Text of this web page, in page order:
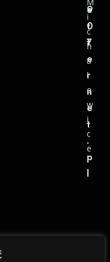
e
t
t
e
r
n
e
t
.
p
l
9
0
7
i
c
h
a
ł
o
w
i
c
e